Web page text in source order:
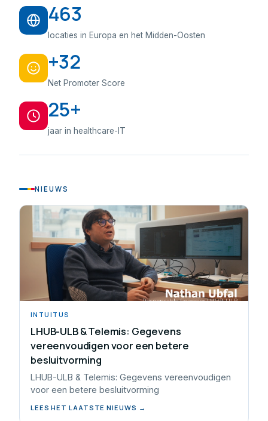
463
locaties in Europa en het Midden-Oosten
+32
Net Promoter Score
25+
jaar in healthcare-IT
NIEUWS
INTUITUS
LHUB-ULB & Telemis: Gegevens
vereenvoudigen voor een betere
besluitvorming
LHUB-ULB & Telemis: Gegevens vereenvoudigen
voor een betere besluitvorming
LEES HET LAATSTE NIEUWS →